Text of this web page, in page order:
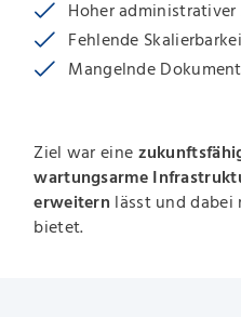
Hoher administrativer
Fehlende
Mangelnde
Ziel war eine
wartungsarme
erweitern lässt und dabei
bietet.